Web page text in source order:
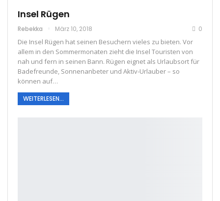
Insel Rügen
Rebekka März 10, 2018 0
Die Insel Rügen hat seinen Besuchern vieles zu bieten. Vor
allem in den Sommermonaten zieht die Insel Touristen von
nah und fern in seinen Bann. Rügen eignet als Urlaubsort für
Badefreunde, Sonnenanbeter und Aktiv-Urlauber – so
können auf…
WEITERLESEN...